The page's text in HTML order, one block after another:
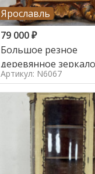
Ярославль
79 000₽
Большое резное
деревянное
золочением в стиле
Артикул: N6067